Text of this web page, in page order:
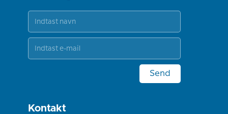
Send
Kontakt